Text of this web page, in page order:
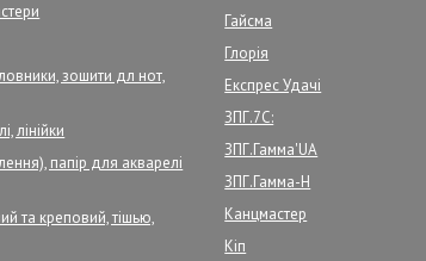
зошити дл нот,
лінійки
папір для акварелі
та креповий, тішью,
Гайсма
Глорія
Експрес Удачі
ЗПГ.7С:
ЗПГ.Гамма'UA
ЗПГ.Гамма-Н
Канцмастер
Кіп